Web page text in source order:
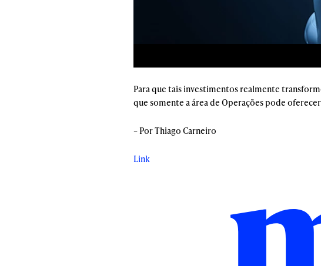
Para que tais investimentos realmente
que somente a área de Operações pode oferecer
– Por Thiago Carneiro
Link